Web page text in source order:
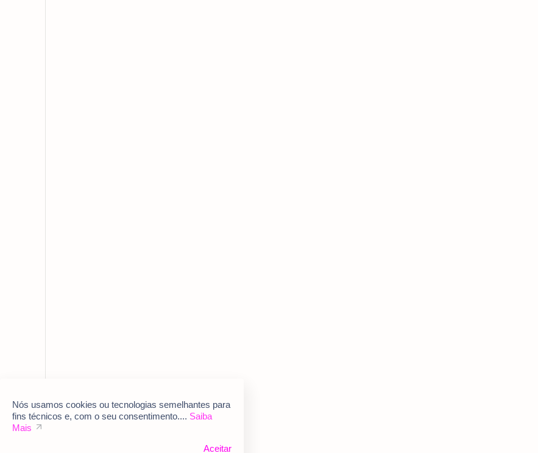
Nós usamos cookies ou tecnologias semelhantes para
fins técnicos e, com o seu consentimento.... Saiba
Mais
Aceitar